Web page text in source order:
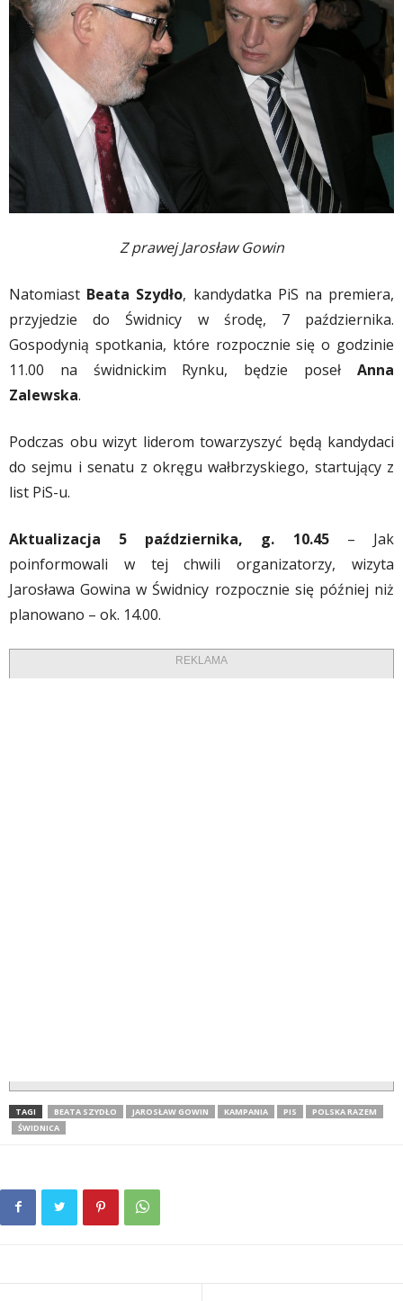
Z prawej Jarosław Gowin
Natomiast Beata Szydło, kandydatka PiS na premiera,
przyjedzie do Świdnicy w środę, 7 października.
Gospodynią spotkania, które rozpocznie się o godzinie
11.00 na świdnickim Rynku, będzie poseł Anna
Zalewska.
Podczas obu wizyt liderom towarzyszyć będą kandydaci
do sejmu i senatu z okręgu wałbrzyskiego, startujący z
list PiS-u.
Aktualizacja 5 października, g. 10.45– Jak
poinformowali w tej chwili organizatorzy, wizyta
Jarosława Gowina w Świdnicy rozpocznie się później niż
planowano – ok. 14.00.
REKLAMA
TAGI BEATA SZYDŁO JAROSŁAW GOWIN KAMPANIA PIS
POLSKA RAZEM
ŚWIDNICA